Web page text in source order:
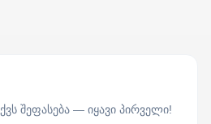
შეფასება — იყავი პირველი!